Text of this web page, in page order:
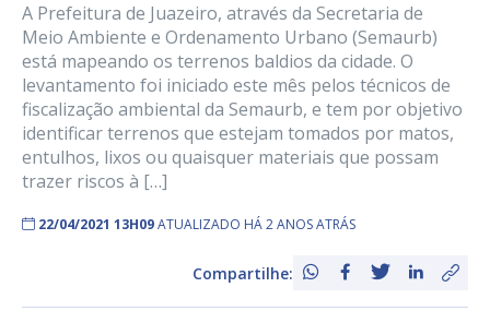
A Prefeitura de Juazeiro, através da Secretaria de
Meio Ambiente e Ordenamento Urbano (Semaurb)
está mapeando os terrenos baldios da cidade. O
levantamento foi iniciado este mês pelos técnicos de
fiscalização ambiental da Semaurb, e tem por objetivo
identificar terrenos que estejam tomados por matos,
entulhos, lixos ou quaisquer materiais que possam
trazer riscos à […]
22/04/2021 13H09ATUALIZADO HÁ 2 ANOS ATRÁS
Compartilhe: